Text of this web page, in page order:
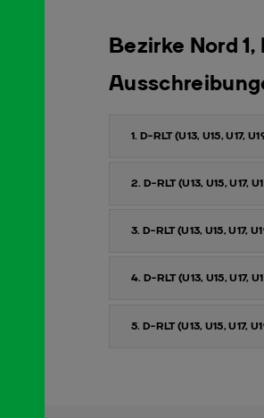
Bezirke Nord
1. D-RLT (U13, U15, U17,
2. D-RLT (U13, U15, U17,
3. D-RLT (U13, U15, U17,
4. D-RLT (U13, U15, U17,
5. D-RLT (U13, U15, U17,